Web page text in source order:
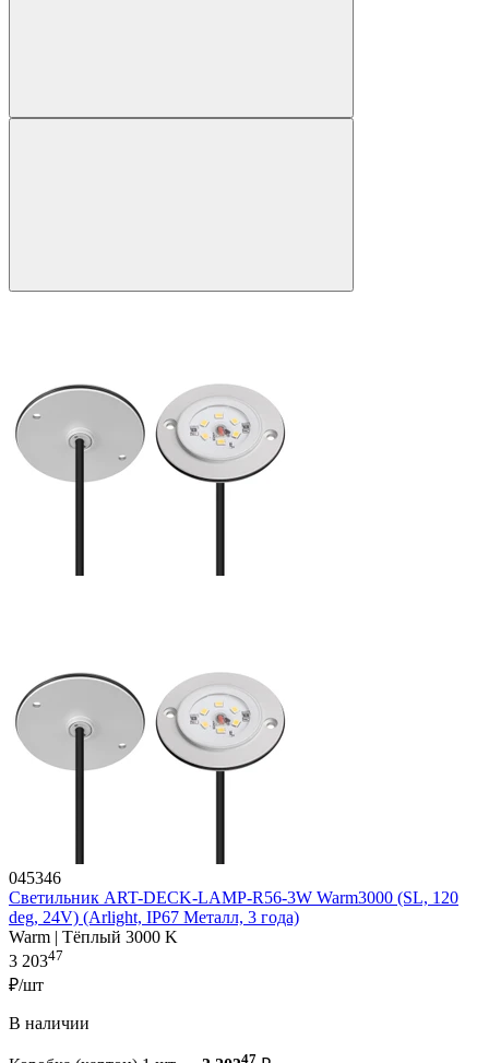
045346
Светильник ART-DECK-LAMP-R56-3W Warm3000 (SL, 120
deg, 24V) (Arlight, IP67 Металл, 3 года)
Warm | Тёплый 3000 K
3 20347
₽/шт
В наличии
47